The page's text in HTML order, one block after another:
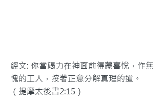
經文: 你當竭力在神面前得蒙喜悅，作無
愧的工人，按著正意分解真理的道。
（提摩太後書2:15）